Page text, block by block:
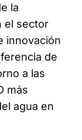
la
el sector
innovación
de
a las
más
agua en